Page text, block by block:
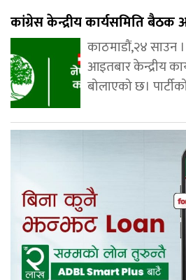
कांग्रेस केन्द्रीय कार्यसमिति
काठमाडौं,२४ साउन
आइतबार केन्द्रीय
बोलाएको छ।